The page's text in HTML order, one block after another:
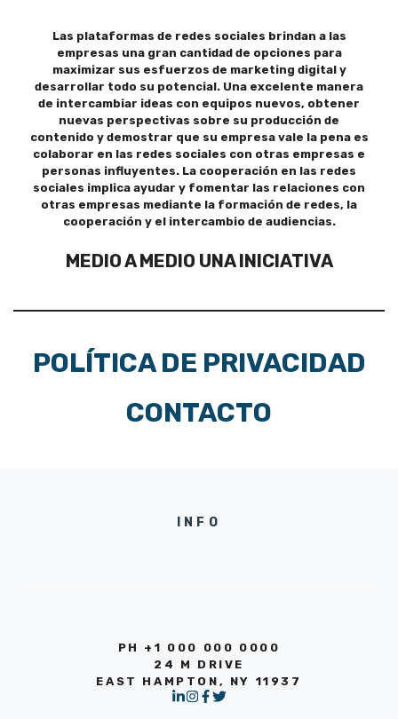
Las plataformas de redes sociales brindan a las
empresas una gran cantidad de opciones para
maximizar sus esfuerzos de marketing digital y
desarrollar todo su potencial. Una excelente manera
de intercambiar ideas con equipos nuevos, obtener
nuevas perspectivas sobre su producción de
contenido y demostrar que su empresa vale la pena es
colaborar en las redes sociales con otras empresas e
personas influyentes. La cooperación en las redes
sociales implica ayudar y fomentar las relaciones con
otras empresas mediante la formación de redes, la
cooperación y el intercambio de audiencias.
MEDIO A MEDIO UNA INICIATIVA
POLÍTICA DE PRIVACIDAD
CONTACTO
INFO
PH +1 000 000 0000
24 M DRIVE
EAST HAMPTON, NY 11937